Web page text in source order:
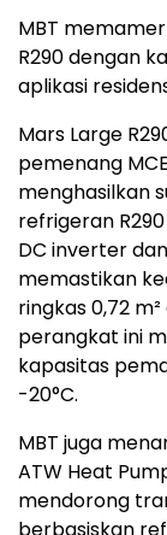
MBT
R290 dengan
aplikasi
Mars Large
pemenang
menghasilkan
refrigeran
DC inverter
memastikan
ringkas 0,72
perangkat ini
kapasitas
-20°C.
MBT juga
ATW Heat
mendorong